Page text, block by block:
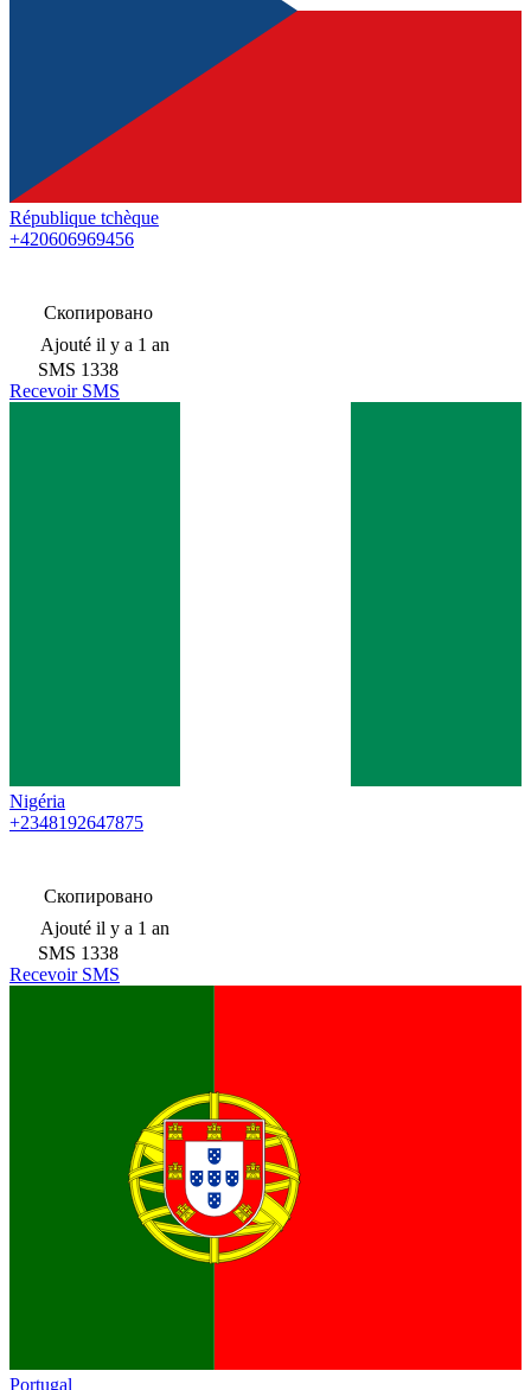
République tchèque
+420606969456
Скопировано
Ajouté il y a 1 an
SMS 1338
Recevoir SMS
Nigéria
+2348192647875
Скопировано
Ajouté il y a 1 an
SMS 1338
Recevoir SMS
Portugal